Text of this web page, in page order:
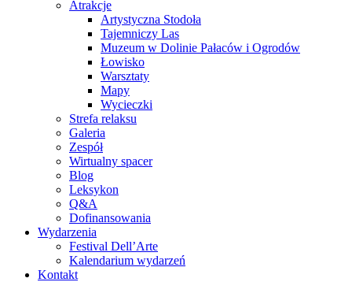
Atrakcje
Artystyczna Stodoła
Tajemniczy Las
Muzeum w Dolinie Pałaców i Ogrodów
Łowisko
Warsztaty
Mapy
Wycieczki
Strefa relaksu
Galeria
Zespół
Wirtualny spacer
Blog
Leksykon
Q&A
Dofinansowania
Wydarzenia
Festival Dell’Arte
Kalendarium wydarzeń
Kontakt